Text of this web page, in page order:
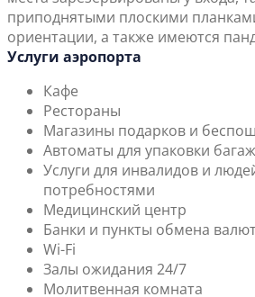
приподнятыми плоскими
ориентации, а также имеются
Услуги аэропорта
Кафе
Рестораны
Магазины подарков и
Автоматы для упаковки
Услуги для инвалидов и
потребностями
Медицинский центр
Банки и пункты обмена
Wi-Fi
Залы ожидания 24/7
Молитвенная комната